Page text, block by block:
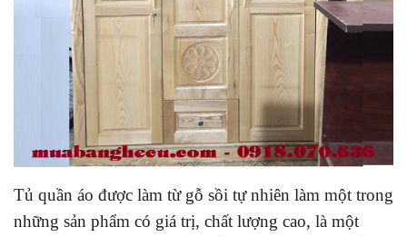
Tủ quần áo được làm từ gỗ sồi tự nhiên làm một trong
những sản phẩm có giá trị, chất lượng cao, là một